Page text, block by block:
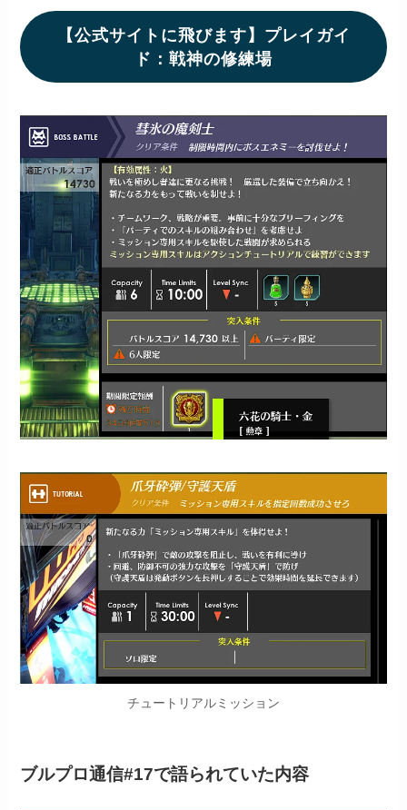
【公式サイトに飛びます】プレイガイ
ド：戦神の修練場
チュートリアルミッション
ブルプロ通信#17で語られていた内容